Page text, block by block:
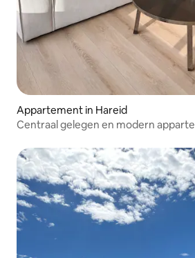
Appartement in Hareid
Centraal gelegen en modern